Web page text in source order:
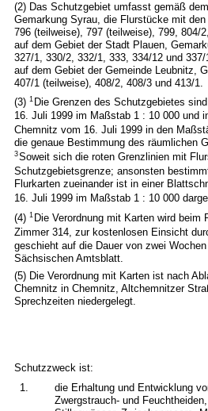
(2) Das Schutzgebiet umfasst gemäß
Gemarkung Syrau, die Flurstücke mit
796 (teilweise), 797 (teilweise), 799, 804/
auf dem Gebiet der Stadt Plauen,
327/1, 330/2, 332/1, 333, 334/12 und
auf dem Gebiet der Gemeinde Leubnitz,
407/1 (teilweise), 408/2, 408/3 und 413/1.
(3)1 Die Grenzen des Schutzgebietes
16. Juli 1999 im Maßstab 1 : 10 000 und
Chemnitz vom 16. Juli 1999 in den
die genaue Bestimmung des räumlichen
3Soweit sich die roten Grenzlinien mit
Schutzgebietsgrenze; ansonsten
Flurkarten zueinander ist in einer
16. Juli 1999 im Maßstab 1 : 10 000
(4)1 Die Verordnung mit Karten wird
Zimmer 314, zur kostenlosen Einsicht
geschieht auf die Dauer von zwei
Sächsischen Amtsblatt.
(5) Die Verordnung mit Karten ist nach
Chemnitz in Chemnitz, Altchemnitzer
Sprechzeiten niedergelegt.
Schutzzweck ist:
1.
die Erhaltung und Entwicklung
Zwergstrauch- und